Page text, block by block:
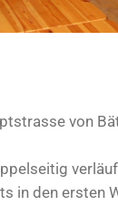
von
in den ersten